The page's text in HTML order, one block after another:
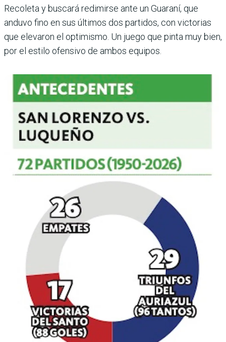
Recoleta y buscará redi­mirse ante un Guaraní, que
anduvo fino en sus últimos dos partidos, con victorias
que elevaron el optimismo. Un juego que pinta muy bien,
por el estilo ofensivo de ambos equipos.